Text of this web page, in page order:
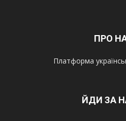
ПРО
Платформа
ЙДИ ЗА